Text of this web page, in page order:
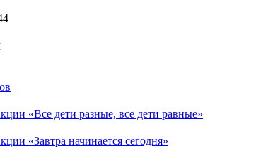
«Все дети разные, все дети равные»
«Завтра начинается сегодня»